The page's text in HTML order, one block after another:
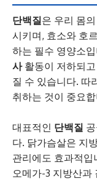
단백질은 우리 몸
시키며, 효소와 호
하는 필수 영양소
사활동이 저하되
질 수 있습니다. 따
취하는 것이 중요
대표적인 단백질
다. 닭가슴살은 지
관리에도 효과적입
오메가-3 지방산과